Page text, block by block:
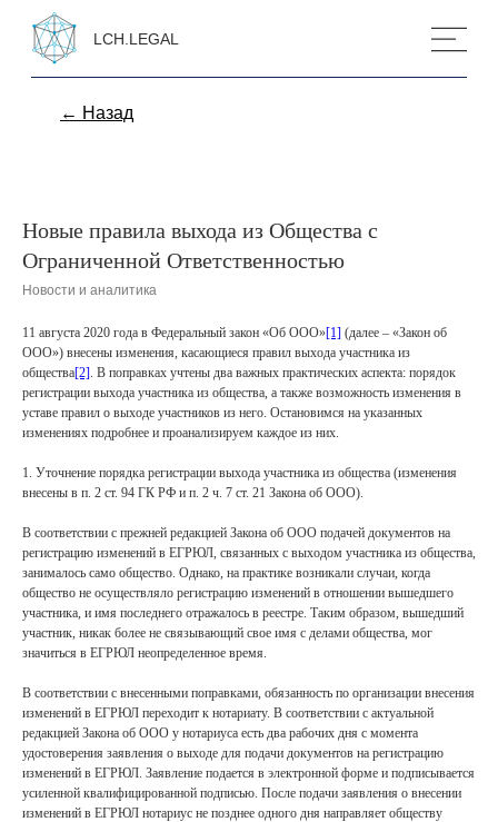
LCH.LEGAL
← Назад
Новые правила выхода из Общества с
Ограниченной Ответственностью
Новости и аналитика
11 августа 2020 года в Федеральный закон «Об ООО»[1] (далее – «Закон об
ООО») внесены изменения, касающиеся правил выхода участника из
общества[2]. В поправках учтены два важных практических аспекта: порядок
регистрации выхода участника из общества, а также возможность изменения в
уставе правил о выходе участников из него. Остановимся на указанных
изменениях подробнее и проанализируем каждое из них.
1. Уточнение порядка регистрации выхода участника из общества (изменения
внесены в п. 2 ст. 94 ГК РФ и п. 2 ч. 7 ст. 21 Закона об ООО).
В соответствии с прежней редакцией Закона об ООО подачей документов на
регистрацию изменений в ЕГРЮЛ, связанных с выходом участника из общества,
занималось само общество. Однако, на практике возникали случаи, когда
общество не осуществляло регистрацию изменений в отношении вышедшего
участника, и имя последнего отражалось в реестре. Таким образом, вышедший
участник, никак более не связывающий свое имя с делами общества, мог
значиться в ЕГРЮЛ неопределенное время.
В соответствии с внесенными поправками, обязанность по организации внесения
изменений в ЕГРЮЛ переходит к нотариату. В соответствии с актуальной
редакцией Закона об ООО у нотариуса есть два рабочих дня с момента
удостоверения заявления о выходе для подачи документов на регистрацию
изменений в ЕГРЮЛ. Заявление подается в электронной форме и подписывается
усиленной квалифицированной подписью. После подачи заявления о внесении
изменений в ЕГРЮЛ нотариус не позднее одного дня направляет обществу